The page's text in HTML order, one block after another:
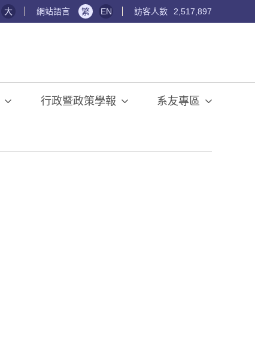
大 網站語言 繁 EN 訪客人數 2,517,897
行政暨政策學報 系友專區